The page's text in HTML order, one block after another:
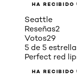
HA RECIBIDO
Seattle
Reseñas2
Votos29
5 de 5
Perfect red
HA RECIBIDO